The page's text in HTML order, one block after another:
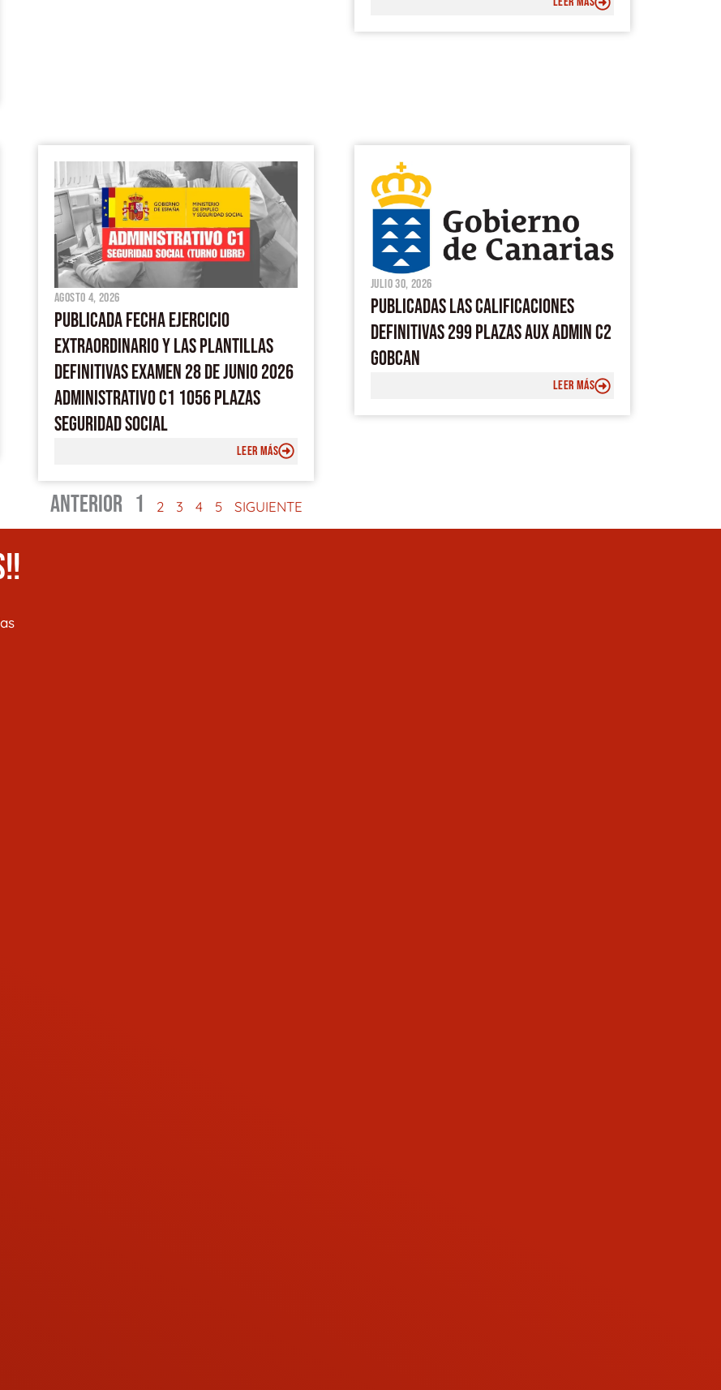
agosto 4, 2026
PUBLICADA FECHA EJERCICIO
EXTRAORDINARIO Y LAS PLANTILLAS
DEFINITIVAS EXAMEN 28 DE JUNIO 2026
ADMINISTRATIVO C1 1056 PLAZAS
SEGURIDAD SOCIAL
LEER MÁS
julio 30, 2026
PUBLICADAS LAS CALIFICACIONES
DEFINITIVAS 299 PLAZAS AUX ADMIN C2
GOBCAN
LEER MÁS
ANTERIOR 1 2 3 4 5 SIGUIENTE